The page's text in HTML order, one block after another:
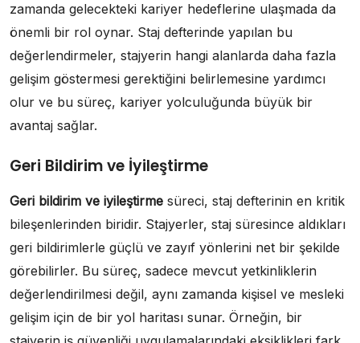
zamanda gelecekteki kariyer hedeflerine ulaşmada da
önemli bir rol oynar. Staj defterinde yapılan bu
değerlendirmeler, stajyerin hangi alanlarda daha fazla
gelişim göstermesi gerektiğini belirlemesine yardımcı
olur ve bu süreç, kariyer yolculuğunda büyük bir
avantaj sağlar.
Geri Bildirim ve İyileştirme
Geri bildirim ve iyileştirme süreci, staj defterinin en kritik
bileşenlerinden biridir. Stajyerler, staj süresince aldıkları
geri bildirimlerle güçlü ve zayıf yönlerini net bir şekilde
görebilirler. Bu süreç, sadece mevcut yetkinliklerin
değerlendirilmesi değil, aynı zamanda kişisel ve mesleki
gelişim için de bir yol haritası sunar. Örneğin, bir